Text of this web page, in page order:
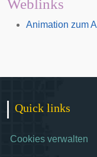
Weblinks
Animation zum
Quick links
Cookies verwalten